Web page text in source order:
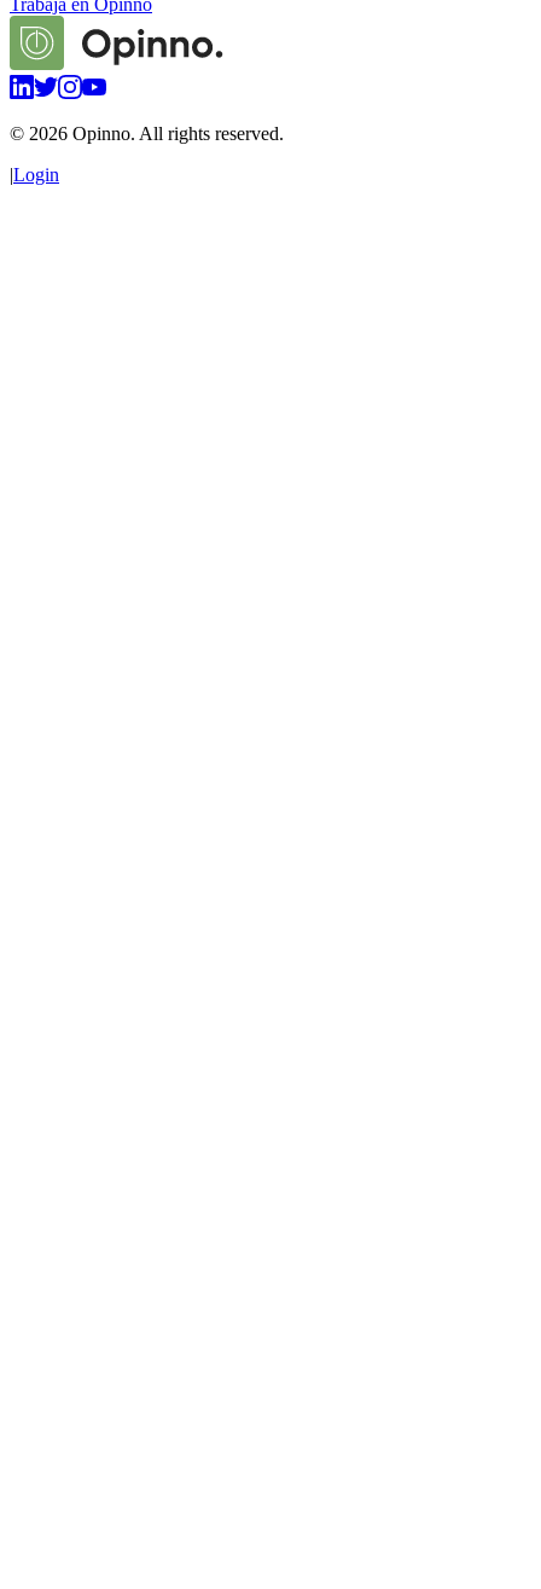
Trabaja en Opinno
© 2026 Opinno. All rights reserved.
|Login